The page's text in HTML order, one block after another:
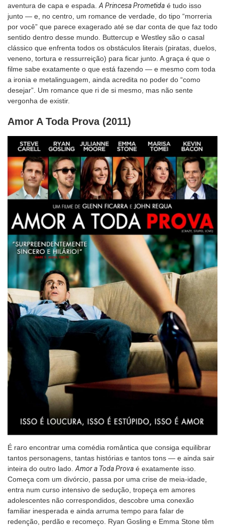
aventura de capa e espada. A Princesa Prometida é tudo isso
junto — e, no centro, um romance de verdade, do tipo “morreria
por você” que parece exagerado até se dar conta de que faz todo
sentido dentro desse mundo. Buttercup e Westley são o casal
clássico que enfrenta todos os obstáculos literais (piratas, duelos,
veneno, tortura e ressurreição) para ficar junto. A graça é que o
filme sabe exatamente o que está fazendo — e mesmo com toda
a ironia e metalinguagem, ainda acredita no poder do “como
desejar”. Um romance que ri de si mesmo, mas não sente
vergonha de existir.
Amor A Toda Prova (2011)
É raro encontrar uma comédia romântica que consiga equilibrar
tantos personagens, tantas histórias e tantos tons — e ainda sair
inteira do outro lado.Amor a Toda Prova é exatamente isso.
Começa com um divórcio, passa por uma crise de meia-idade,
entra num curso intensivo de sedução, tropeça em amores
adolescentes não correspondidos, descobre uma conexão
familiar inesperada e ainda arruma tempo para falar de
redenção, perdão e recomeço. Ryan Gosling e Emma Stone têm